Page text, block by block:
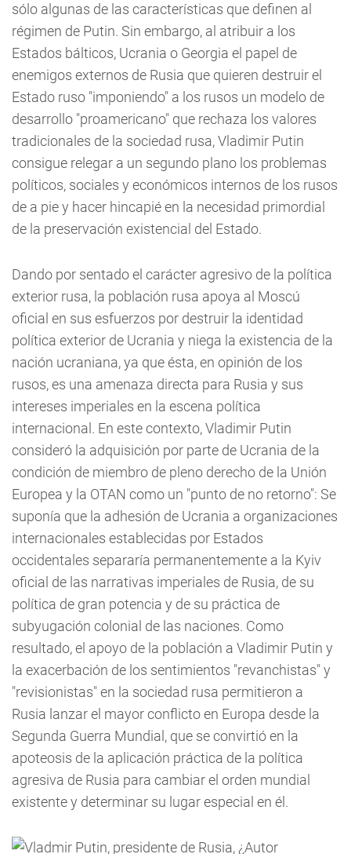
sólo algunas de las características que definen al
régimen de Putin. Sin embargo, al atribuir a los
Estados bálticos, Ucrania o Georgia el papel de
enemigos externos de Rusia que quieren destruir el
Estado ruso "imponiendo" a los rusos un modelo de
desarrollo "proamericano" que rechaza los valores
tradicionales de la sociedad rusa, Vladimir Putin
consigue relegar a un segundo plano los problemas
políticos, sociales y económicos internos de los rusos
de a pie y hacer hincapié en la necesidad primordial
de la preservación existencial del Estado.
Dando por sentado el carácter agresivo de la política
exterior rusa, la población rusa apoya al Moscú
oficial en sus esfuerzos por destruir la identidad
política exterior de Ucrania y niega la existencia de la
nación ucraniana, ya que ésta, en opinión de los
rusos, es una amenaza directa para Rusia y sus
intereses imperiales en la escena política
internacional. En este contexto, Vladimir Putin
consideró la adquisición por parte de Ucrania de la
condición de miembro de pleno derecho de la Unión
Europea y la OTAN como un "punto de no retorno": Se
suponía que la adhesión de Ucrania a organizaciones
internacionales establecidas por Estados
occidentales separaría permanentemente a la Kyiv
oficial de las narrativas imperiales de Rusia, de su
política de gran potencia y de su práctica de
subyugación colonial de las naciones. Como
resultado, el apoyo de la población a Vladimir Putin y
la exacerbación de los sentimientos "revanchistas" y
"revisionistas" en la sociedad rusa permitieron a
Rusia lanzar el mayor conflicto en Europa desde la
Segunda Guerra Mundial, que se convirtió en la
apoteosis de la aplicación práctica de la política
agresiva de Rusia para cambiar el orden mundial
existente y determinar su lugar especial en él.